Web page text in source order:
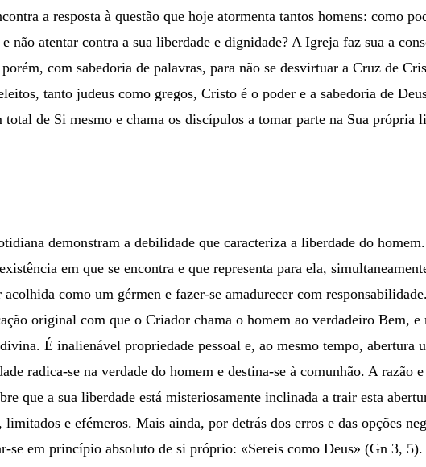
a resposta à questão que hoje atormenta tantos homens: como
não atentar contra a sua liberdade e dignidade? A Igreja faz sua a
com sabedoria de palavras, para não se desvirtuar a Cruz de
tanto judeus como gregos, Cristo é o poder e a sabedoria de
de Si mesmo e chama os discípulos a tomar parte na Sua própria
demonstram a debilidade que caracteriza a liberdade do
em que se encontra e que representa para ela,
como um gérmen e fazer-se amadurecer com
original com que o Criador chama o homem ao verdadeiro Bem,
É inalienável propriedade pessoal e, ao mesmo tempo,
radica-se na verdade do homem e destina-se à comunhão. A razão
que a sua liberdade está misteriosamente inclinada a trair esta
e efémeros. Mais ainda, por detrás dos erros e das opções
se em princípio absoluto de si próprio: «Sereis como Deus» (Gn 3,